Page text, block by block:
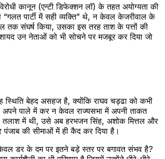
कानून (एन्टी डिफेक्शन लॉ) के तहत अयोग्यता की
पार्टी में सही व्यक्ति” थे, न केवल केजरीवाल के
तक संघर्ष किया, उसका इस तरह ताश के पत्तों की
उन नेताओं को भी सोचने पर मजबूर कर दिया जो
स्थिति बेहद असहज है, क्योंकि राघव चड्ढा को कभी
अपने पाले में कर न केवल राज्यसभा में अपनी ताकत
में थी, उसे अब हरभजन सिंह, अशोक मित्तल और
पंजाब की सीमाओं में ही कैद कर दिया है।
डर के दम पर इतने बड़े स्तर पर बगावत संभव है?